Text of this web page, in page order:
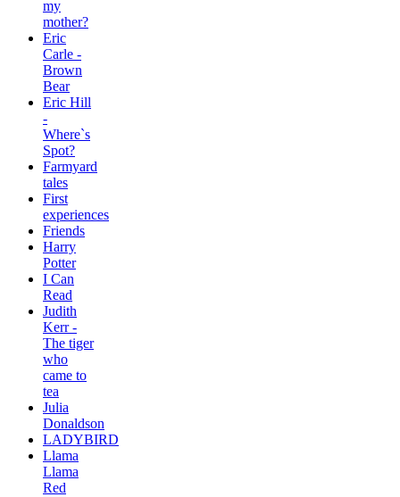
my
mother?
Eric
Carle -
Brown
Bear
Eric Hill
-
Where`s
Spot?
Farmyard
tales
First
experiences
Friends
Harry
Potter
I Can
Read
Judith
Kerr -
The tiger
who
came to
tea
Julia
Donaldson
LADYBIRD
Llama
Llama
Red